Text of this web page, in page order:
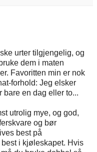
urter tilgjengelig, og
dem i maten
Favoritten min er nok
forhold: Jeg elsker
bare en dag eller to...
utrolig mye, og god,
og bør
best på
i kjøleskapet. Hvis